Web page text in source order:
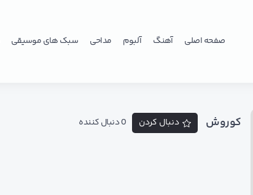
صفحه اصلی آهنگ آلبوم مداحی سبک های موسیقی
کوروش دنبال کردن 0 دنبال کننده